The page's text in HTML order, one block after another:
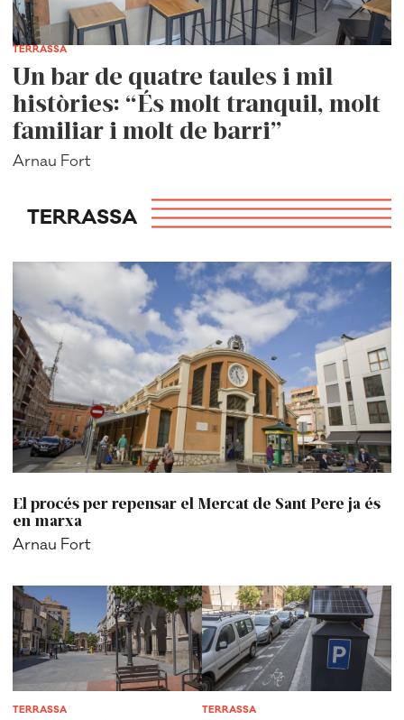
TERRASSA
Un bar de quatre taules i mil
històries: “És molt tranquil, molt
familiar i molt de barri”
Arnau Fort
TERRASSA
El procés per repensar el Mercat de Sant Pere ja és
en marxa
Arnau Fort
TERRASSA TERRASSA